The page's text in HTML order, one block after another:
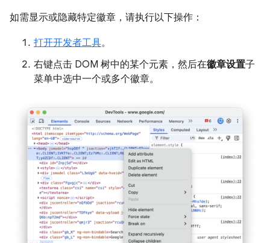
如需显示或隐藏特定徽章，请执行以下操作：
打开开发者工具。
右键点击 DOM 树中的某个元素，然后在徽章设置子
菜单中选中一个或多个徽章。